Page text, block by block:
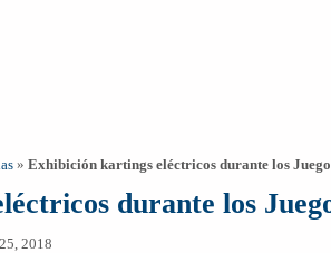
» Exhibición kartings eléctricos durante los
durante los
2018